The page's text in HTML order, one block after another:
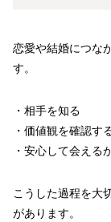
恋愛や結婚につな
す。
・相手を知る
・価値観を確認す
・安心して会える
こうした過程を大
があります。